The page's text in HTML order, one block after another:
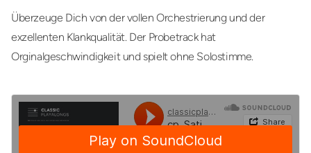
Überzeuge Dich von der vollen Orchestrierung und der
exzellenten Klankqualität. Der Probetrack hat
Orginalgeschwindigkeit und spielt ohne Solostimme.